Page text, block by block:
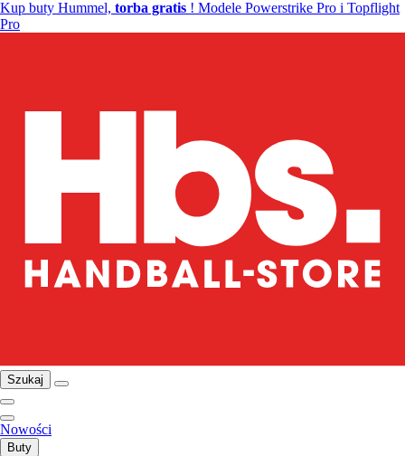
Kup buty Hummel, torba gratis ! Modele Powerstrike Pro i Topflight
Pro
Szukaj
Nowości
Buty